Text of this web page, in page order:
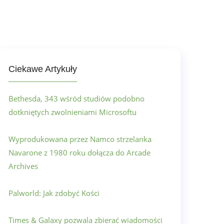
Ciekawe Artykuły
Bethesda, 343 wśród studiów podobno
dotkniętych zwolnieniami Microsoftu
Wyprodukowana przez Namco strzelanka
Navarone z 1980 roku dołącza do Arcade
Archives
Palworld: Jak zdobyć Kości
Times & Galaxy pozwala zbierać wiadomości